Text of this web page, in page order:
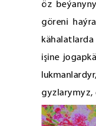
öz
göreni
işine
gyzlarymyz,